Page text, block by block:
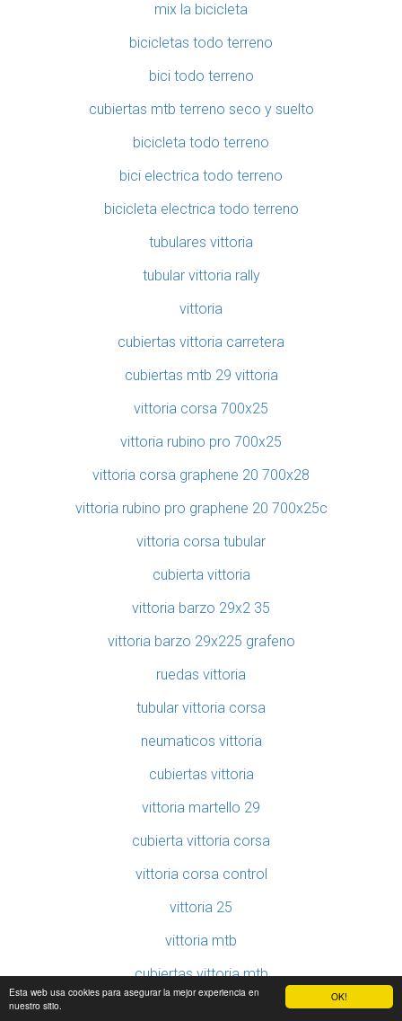
OK!
Esta web usa cookies para asegurar la mejor experiencia en
nuestro sitio.
mix la bicicleta
bicicletas todo terreno
bici todo terreno
cubiertas mtb terreno seco y suelto
bicicleta todo terreno
bici electrica todo terreno
bicicleta electrica todo terreno
tubulares vittoria
tubular vittoria rally
vittoria
cubiertas vittoria carretera
cubiertas mtb 29 vittoria
vittoria corsa 700x25
vittoria rubino pro 700x25
vittoria corsa graphene 20 700x28
vittoria rubino pro graphene 20 700x25c
vittoria corsa tubular
cubierta vittoria
vittoria barzo 29x2 35
vittoria barzo 29x225 grafeno
ruedas vittoria
tubular vittoria corsa
neumaticos vittoria
cubiertas vittoria
vittoria martello 29
cubierta vittoria corsa
vittoria corsa control
vittoria 25
vittoria mtb
cubiertas vittoria mtb